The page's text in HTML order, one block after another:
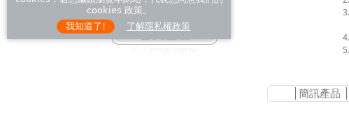
簡訊產品
cookies 政策。
我知道了!
了解隱私權政策